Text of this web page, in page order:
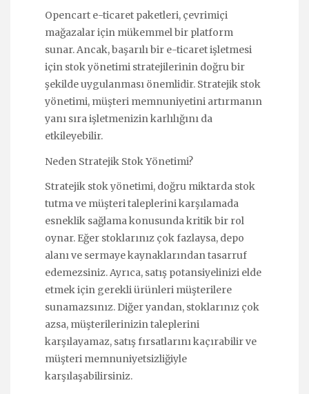
Opencart e-ticaret paketleri, çevrimiçi
mağazalar için mükemmel bir platform
sunar. Ancak, başarılı bir e-ticaret işletmesi
için stok yönetimi stratejilerinin doğru bir
şekilde uygulanması önemlidir. Stratejik stok
yönetimi, müşteri memnuniyetini artırmanın
yanı sıra işletmenizin karlılığını da
etkileyebilir.
Neden Stratejik Stok Yönetimi?
Stratejik stok yönetimi, doğru miktarda stok
tutma ve müşteri taleplerini karşılamada
esneklik sağlama konusunda kritik bir rol
oynar. Eğer stoklarınız çok fazlaysa, depo
alanı ve sermaye kaynaklarından tasarruf
edemezsiniz. Ayrıca, satış potansiyelinizi elde
etmek için gerekli ürünleri müşterilere
sunamazsınız. Diğer yandan, stoklarınız çok
azsa, müşterilerinizin taleplerini
karşılayamaz, satış fırsatlarını kaçırabilir ve
müşteri memnuniyetsizliğiyle
karşılaşabilirsiniz.